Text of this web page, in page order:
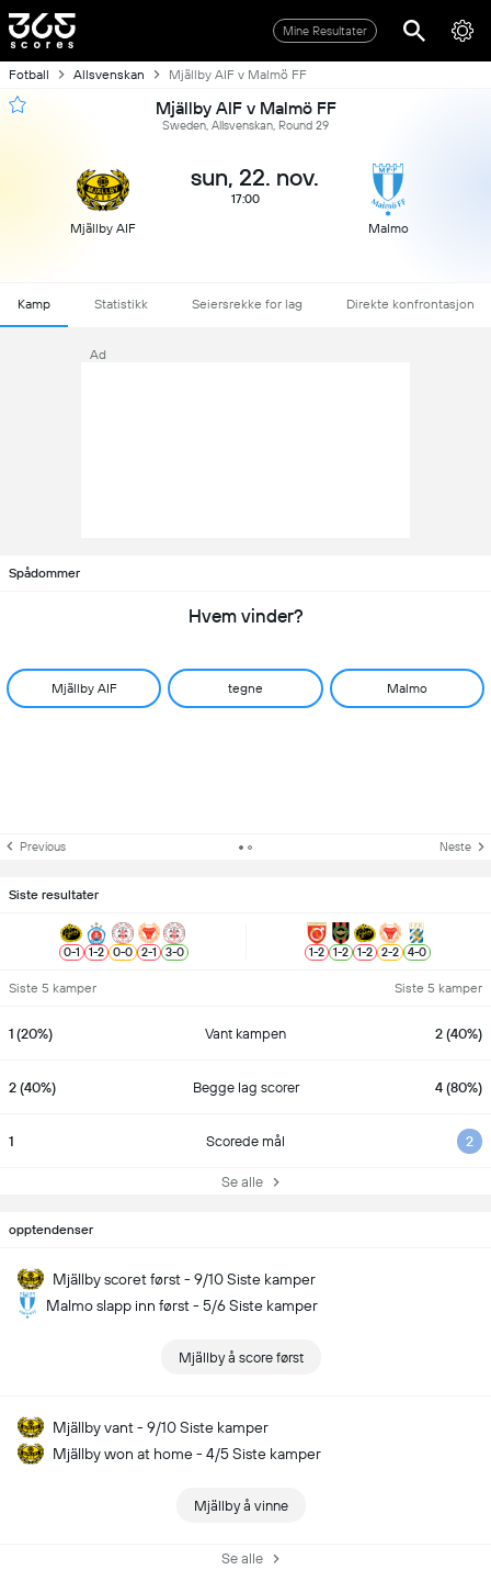
Mine Resultater
Fotball Allsvenskan Mjällby AIF v Malmö FF
Mjällby AIF v Malmö FF
Sweden, Allsvenskan, Round 29
Mjällby AIF
sun, 22. nov.
17:00
Malmo
Kamp Statistikk Seiersrekke for lag Direkte konfrontasjon
Ad
Spådommer
Hvem vinder?
Mjällby AIF tegne Malmo
Previous Neste
Siste resultater
0-1 1-2 0-0 2-1 3-0 1-2 1-2 1-2 2-2 4-0
Siste 5 kamper Siste 5 kamper
1 (20%) Vant kampen 2 (40%)
2 (40%) Begge lag scorer 4 (80%)
1 Scorede mål 2
Se alle
opptendenser
Mjällby scoret først - 9/10 Siste kamper
Malmo slapp inn først - 5/6 Siste kamper
Mjällby å score først
Mjällby vant - 9/10 Siste kamper
Mjällby won at home - 4/5 Siste kamper
Mjällby å vinne
Se alle